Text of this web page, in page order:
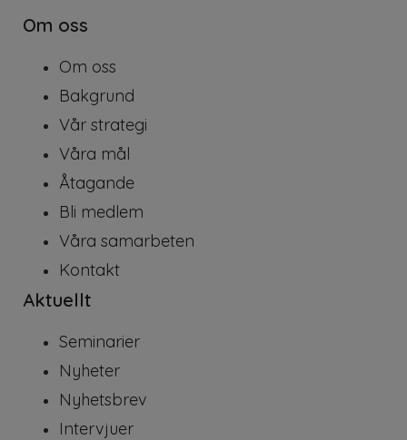
Om oss
Om oss
Bakgrund
Vår strategi
Våra mål
Åtagande
Bli medlem
Våra samarbeten
Kontakt
Aktuellt
Seminarier
Nyheter
Nyhetsbrev
Intervjuer